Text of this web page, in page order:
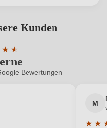
Bitte loggen Sie sich
Kunde?
Kunden
★ ★
★
Bewertung von 4.7
Bewertungen
M
★ ★